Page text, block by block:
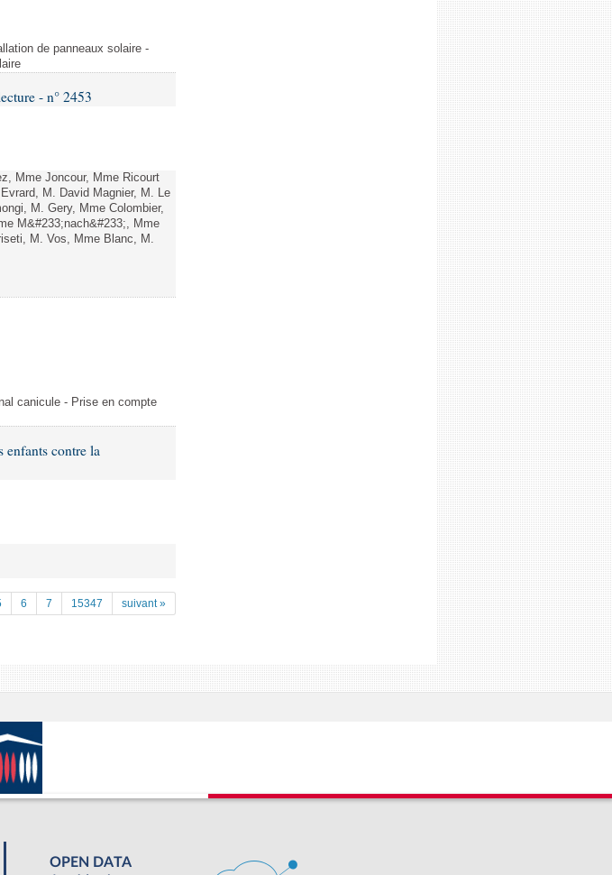
de panneaux solaire -
- n° 2453
Mme Joncour, Mme Ricourt
M. David Magnier, M. Le
M. Gery, Mme Colombier,
M&#233;nach&#233;, Mme
M. Vos, Mme Blanc, M.
canicule - Prise en compte
contre la
6 7 15347 suivant »
OPEN DATA